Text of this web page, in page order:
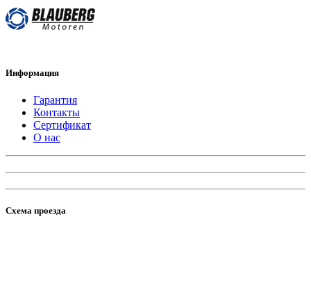
Информация
Гарантия
Контакты
Сертификат
О нас
Схема проезда